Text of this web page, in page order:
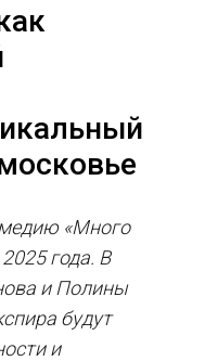
«Много
года. В
и Полины
будут
и